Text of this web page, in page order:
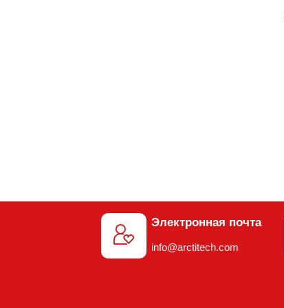

Электронная почта
info@arctitech.com